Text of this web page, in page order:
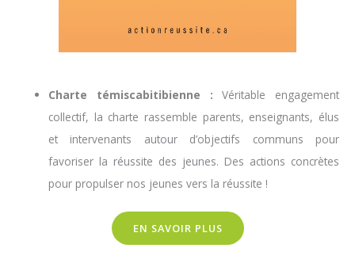
Charte témiscabitibienne : Véritable engagement
collectif, la charte rassemble parents, enseignants, élus
et intervenants autour d’objectifs communs pour
favoriser la réussite des jeunes. Des actions concrètes
pour propulser nos jeunes vers la réussite !
EN SAVOIR PLUS